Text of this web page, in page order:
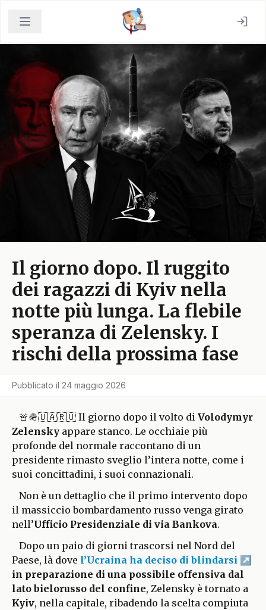
Il giorno dopo. Il ruggito
dei ragazzi di Kyiv nella
notte più lunga. La flebile
speranza di Zelensky. I
rischi della prossima fase
Pubblicato il 24 maggio 2026
🚨🪖🇺🇦🇷🇺 Il giorno dopo il volto di Volodymyr
Zelensky appare stanco. Le occhiaie più
profonde del normale raccontano di un
presidente rimasto sveglio l’intera notte, come i
suoi concittadini, i suoi connazionali.
Non è un dettaglio che il primo intervento dopo
il massiccio bombardamento russo venga girato
nell’Ufficio Presidenziale di via Bankova.
Dopo un paio di giorni trascorsi nel Nord del
Paese, là dove l’Ucraina ha deciso di blindarsi
in preparazione di una possibile offensiva dal
lato bielorusso del confine, Zelensky è tornato a
Kyiv, nella capitale, ribadendo la scelta compiuta